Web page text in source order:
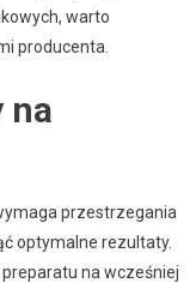
warto
producenta.
na
przestrzegania
optymalne rezultaty.
na wcześniej